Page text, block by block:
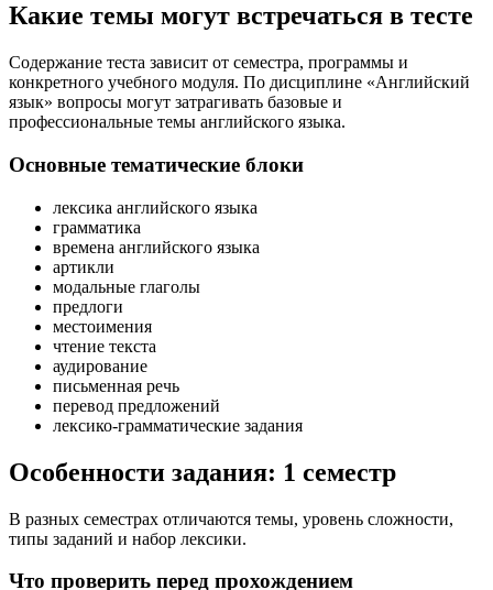
Какие темы могут встречаться в тесте
Содержание теста зависит от семестра, программы и
конкретного учебного модуля. По дисциплине «Английский
язык» вопросы могут затрагивать базовые и
профессиональные темы английского языка.
Основные тематические блоки
лексика английского языка
грамматика
времена английского языка
артикли
модальные глаголы
предлоги
местоимения
чтение текста
аудирование
письменная речь
перевод предложений
лексико-грамматические задания
Особенности задания: 1 семестр
В разных семестрах отличаются темы, уровень сложности,
типы заданий и набор лексики.
Что проверить перед прохождением